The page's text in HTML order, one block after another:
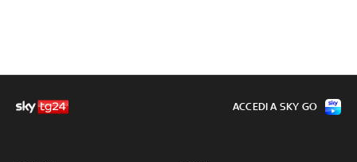
ACCEDI A SKY GO